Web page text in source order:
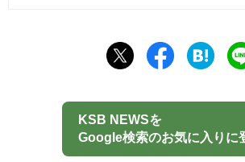
KSB NEWSを
Google検索のお気に入りに